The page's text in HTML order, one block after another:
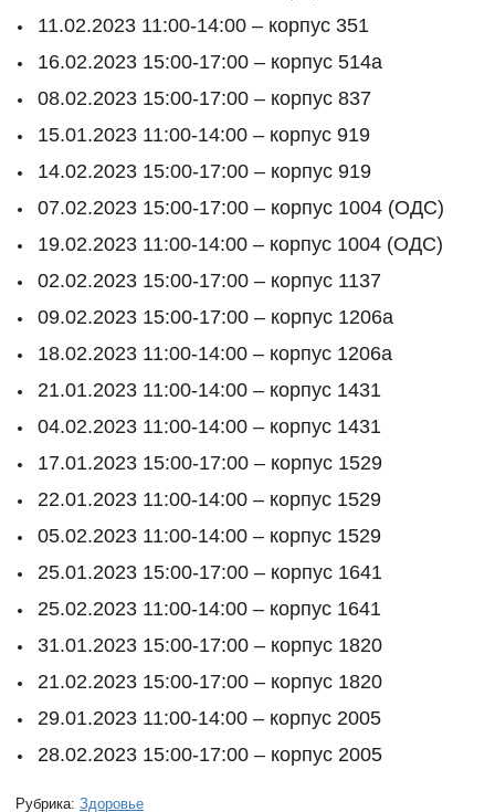
11.02.2023 11:00-14:00 – корпус 351
16.02.2023 15:00-17:00 – корпус 514а
08.02.2023 15:00-17:00 – корпус 837
15.01.2023 11:00-14:00 – корпус 919
14.02.2023 15:00-17:00 – корпус 919
07.02.2023 15:00-17:00 – корпус 1004 (ОДС)
19.02.2023 11:00-14:00 – корпус 1004 (ОДС)
02.02.2023 15:00-17:00 – корпус 1137
09.02.2023 15:00-17:00 – корпус 1206а
18.02.2023 11:00-14:00 – корпус 1206а
21.01.2023 11:00-14:00 – корпус 1431
04.02.2023 11:00-14:00 – корпус 1431
17.01.2023 15:00-17:00 – корпус 1529
22.01.2023 11:00-14:00 – корпус 1529
05.02.2023 11:00-14:00 – корпус 1529
25.01.2023 15:00-17:00 – корпус 1641
25.02.2023 11:00-14:00 – корпус 1641
31.01.2023 15:00-17:00 – корпус 1820
21.02.2023 15:00-17:00 – корпус 1820
29.01.2023 11:00-14:00 – корпус 2005
28.02.2023 15:00-17:00 – корпус 2005
Рубрика: Здоровье